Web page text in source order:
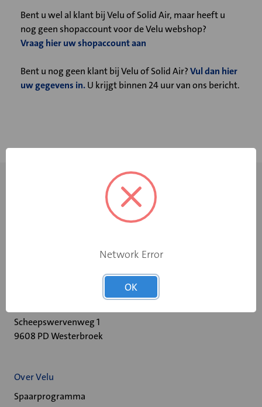
Bent u wel al klant bij Velu of Solid Air, maar heeft u
nog geen shopaccount voor de Velu webshop?
Vraag hier uw shopaccount aan
Bent u nog geen klant bij Velu of Solid Air?Vul dan hier
uw gegevens in.U krijgt binnen 24 uur van ons bericht.
Scheepswervenweg 1
9608 PD Westerbroek
Over Velu
Spaarprogramma
Network Error
OK